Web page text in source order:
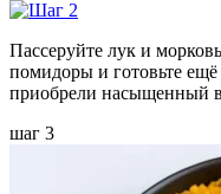
Пассеруйте лук и
помидоры и готовьте
приобрели насыщенный
шаг 3